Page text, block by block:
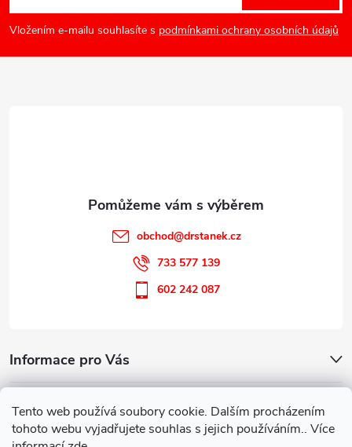
Tento web používá soubory cookie. Dalším procházením
tohoto webu vyjadřujete souhlas s jejich používáním.. Více
pVložením e-mailu souhlasíte s podmínkami ochrany osobních údajů
Informace pro Vás
Kontakt
obchod@drstanek.cz
733 577 139
602 242 087